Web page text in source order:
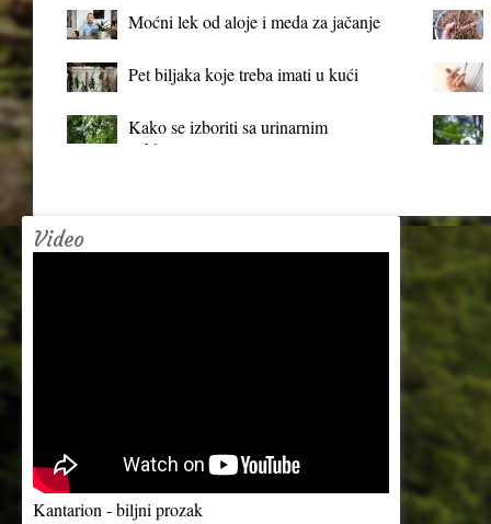
Moćni lek od aloje i meda za jačanje
Pet biljaka koje treba imati u kući
Kako se izboriti sa urinarnim
infekcijama?
Video
Kantarion - biljni prozak